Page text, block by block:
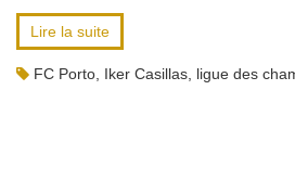
Lire la suite
FC Porto Iker Casillas ligue des